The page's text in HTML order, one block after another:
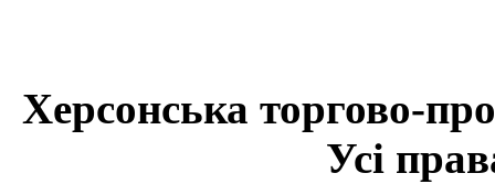
Херсонська торгово-
Усі